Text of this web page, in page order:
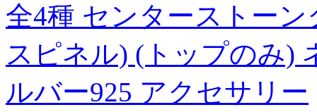
全4種 センターストー
スピネル) (トップのみ)
ルバー925 アクセサリー